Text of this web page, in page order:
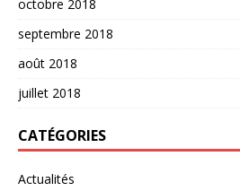
octobre 2018
septembre 2018
août 2018
juillet 2018
CATÉGORIES
Actualités